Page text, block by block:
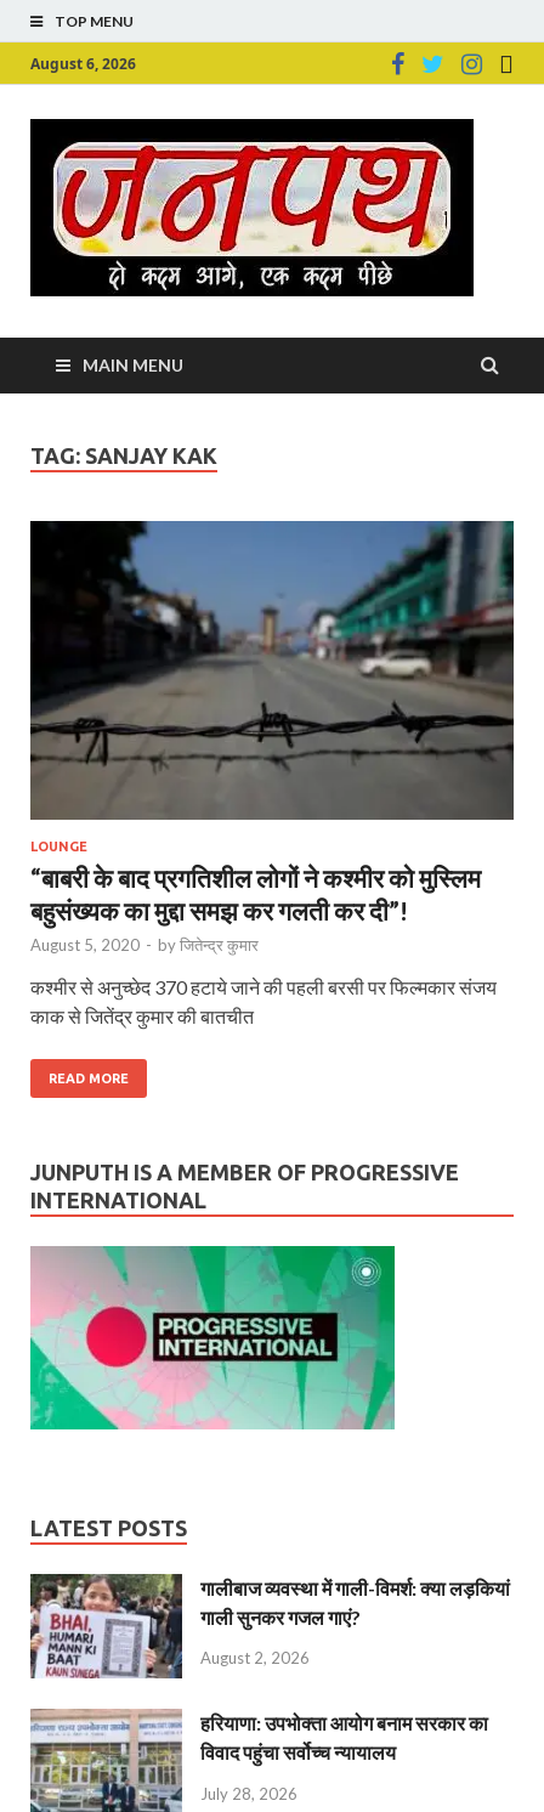
TOP MENU
August 6, 2026
MAIN MENU
TAG: SANJAY KAK
LOUNGE
“बाबरी के बाद प्रगतिशील लोगों ने कश्मीर को मुस्लिम
बहुसंख्यक का मुद्दा समझ कर गलती कर दी”!
August 5, 2020 - byजितेन्द्र कुमार
कश्मीर से अनुच्छेद 370 हटाये जाने की पहली बरसी पर फिल्मकार संजय
काक से जितेंद्र कुमार की बातचीत
READ MORE
JUNPUTH IS A MEMBER OF PROGRESSIVE
INTERNATIONAL
LATEST POSTS
गालीबाज व्‍यवस्‍था में गाली-विमर्श: क्या लड़कियां
गाली सुनकर गजल गाएं?
August 2, 2026
हरियाणा: उपभोक्ता आयोग बनाम सरकार का
विवाद पहुंचा सर्वोच्च न्यायालय
July 28, 2026